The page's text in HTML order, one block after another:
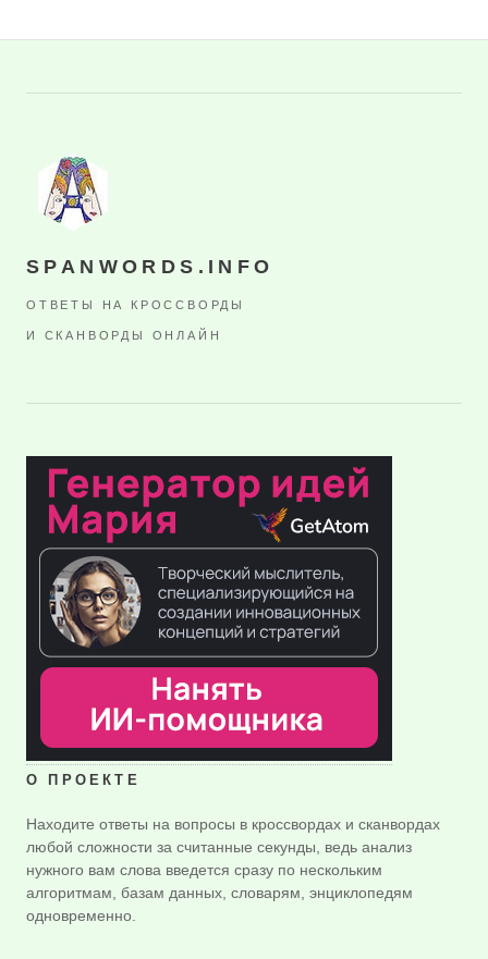
SPANWORDS.INFO
ОТВЕТЫ НА КРОССВОРДЫ
И СКАНВОРДЫ ОНЛАЙН
О ПРОЕКТЕ
Находите ответы на вопросы в кроссвордах и сканвордах
любой сложности за считанные секунды, ведь анализ
нужного вам слова введется сразу по нескольким
алгоритмам, базам данных, словарям, энциклопедям
одновременно.